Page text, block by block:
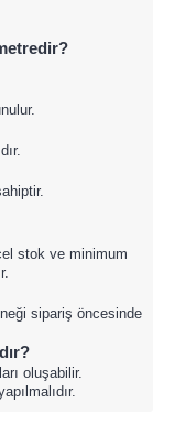
stok ve minimum
sipariş öncesinde
oluşabilir.